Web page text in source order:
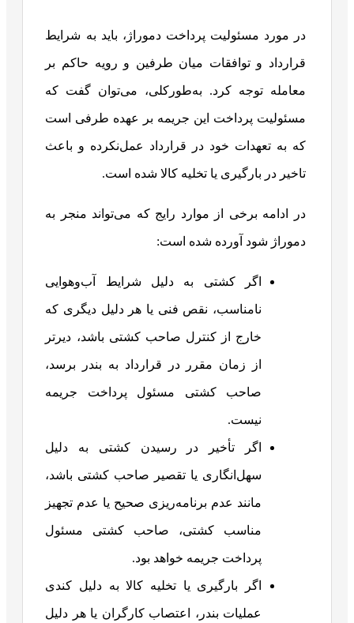
در مورد مسئولیت پرداخت دموراژ، باید به شرایط
قرارداد و توافقات میان طرفین و رویه حاکم بر
معامله توجه کرد. به‌طورکلی، می‌توان گفت که
مسئولیت پرداخت این جریمه بر عهده طرفی است
که به تعهدات خود در قرارداد عمل‌نکرده و باعث
تاخیر در بارگیری یا تخلیه کالا شده است.
در ادامه برخی از موارد رایج که می‌تواند منجر به
دموراژ شود آورده شده است:
اگر کشتی به دلیل شرایط آب‌وهوایی
نامناسب، نقص فنی یا هر دلیل دیگری که
خارج از کنترل صاحب کشتی باشد، دیرتر
از زمان مقرر در قرارداد به بندر برسد،
صاحب کشتی مسئول پرداخت جریمه
نیست.
اگر تأخیر در رسیدن کشتی به دلیل
سهل‌انگاری یا تقصیر صاحب کشتی باشد،
مانند عدم برنامه‌ریزی صحیح یا عدم تجهیز
مناسب کشتی، صاحب کشتی مسئول
پرداخت جریمه خواهد بود.
اگر بارگیری یا تخلیه کالا به دلیل کندی
عملیات بندر، اعتصاب کارگران یا هر دلیل